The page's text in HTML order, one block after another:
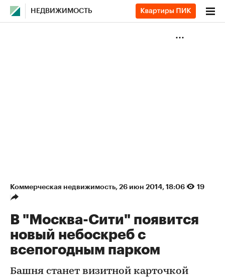
НЕДВИЖИМОСТЬ
Коммерческая недвижимость⁠, 26 июн 2014, 18:06 19
В "Москва-Сити" появится
новый небоскреб с
всепогодным парком
Башня станет визитной карточкой